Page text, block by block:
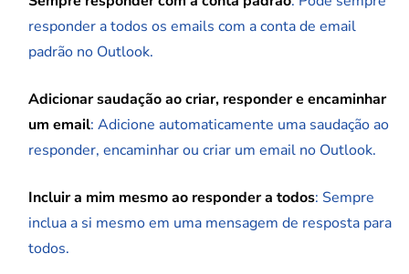
responder a todos os emails com a conta de email
padrão no Outlook.
Adicionar saudação ao criar, responder e encaminhar
um email: Adicione automaticamente uma saudação ao
responder, encaminhar ou criar um email no Outlook.
Incluir a mim mesmo ao responder a todos: Sempre
inclua a si mesmo em uma mensagem de resposta para
todos.